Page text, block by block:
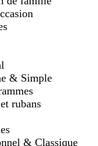
& Simple
rubans
& Classique